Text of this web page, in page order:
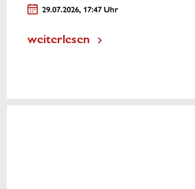
29.07.2026, 17:47 Uhr
weiterlesen